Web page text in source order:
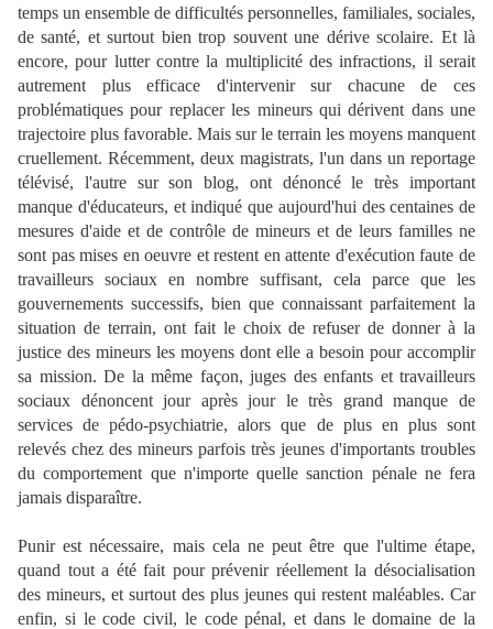
temps un ensemble de difficultés personnelles, familiales, sociales,
de santé, et surtout bien trop souvent une dérive scolaire. Et là
encore, pour lutter contre la multiplicité des infractions, il serait
autrement plus efficace d'intervenir sur chacune de ces
problématiques pour replacer les mineurs qui dérivent dans une
trajectoire plus favorable. Mais sur le terrain les moyens manquent
cruellement. Récemment, deux magistrats, l'un dans un reportage
télévisé, l'autre sur son blog, ont dénoncé le très important
manque d'éducateurs, et indiqué que aujourd'hui des centaines de
mesures d'aide et de contrôle de mineurs et de leurs familles ne
sont pas mises en oeuvre et restent en attente d'exécution faute de
travailleurs sociaux en nombre suffisant, cela parce que les
gouvernements successifs, bien que connaissant parfaitement la
situation de terrain, ont fait le choix de refuser de donner à la
justice des mineurs les moyens dont elle a besoin pour accomplir
sa mission. De la même façon, juges des enfants et travailleurs
sociaux dénoncent jour après jour le très grand manque de
services de pédo-psychiatrie, alors que de plus en plus sont
relevés chez des mineurs parfois très jeunes d'importants troubles
du comportement que n'importe quelle sanction pénale ne fera
jamais disparaître.
Punir est nécessaire, mais cela ne peut être que l'ultime étape,
quand tout a été fait pour prévenir réellement la désocialisation
des mineurs, et surtout des plus jeunes qui restent maléables. Car
enfin, si le code civil, le code pénal, et dans le domaine de la